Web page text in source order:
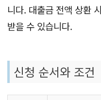
니다. 대출금 전액 상환
받을 수 있습니다.
신청 순서와 조건